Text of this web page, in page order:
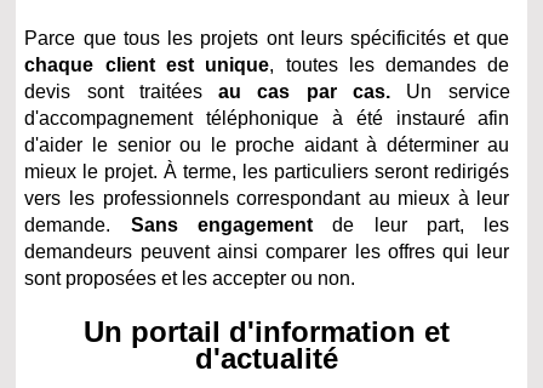
Parce que tous les projets ont leurs spécificités et que
chaque client est unique, toutes les demandes de
devis sont traitéesau cas par cas. Un service
d'accompagnement téléphonique à été instauré afin
d'aider le senior ou le proche aidant à déterminer au
mieux le projet. À terme, les particuliers seront redirigés
vers les professionnels correspondant au mieux à leur
demande. Sans engagement de leur part, les
demandeurs peuvent ainsi comparer les offres qui leur
sont proposées et les accepter ou non.
Un portail d'information et
d'actualité